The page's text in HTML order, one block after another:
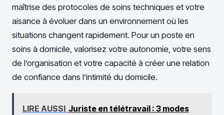
maîtrise des protocoles de soins techniques et votre
aisance à évoluer dans un environnement où les
situations changent rapidement. Pour un poste en
soins à domicile, valorisez votre autonomie, votre sens
de l’organisation et votre capacité à créer une relation
de confiance dans l’intimité du domicile.
LIRE AUSSI Juriste en télétravail : 3 modes